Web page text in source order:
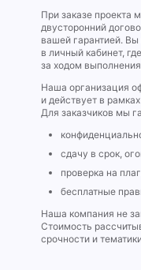
При заказе проекта
двусторонний
вашей гарантией.
в личный кабинет,
за ходом
Наша организация
и действует в
Для заказчиков мы
сдачу в срок,
проверка на
бесплатные
Наша компания не
Стоимость
срочности и